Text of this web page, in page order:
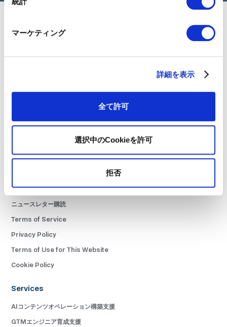
マーケティング
詳細を表示
全て許可
選択中のCookieを許可
拒否
Career
01BLOG
Contact Us
ニュースレター購読
Terms of Service
Privacy Policy
Terms of Use for This Website
Cookie Policy
Services
AIコンテンツオペレーション構築支援
GTMエンジニア育成支援